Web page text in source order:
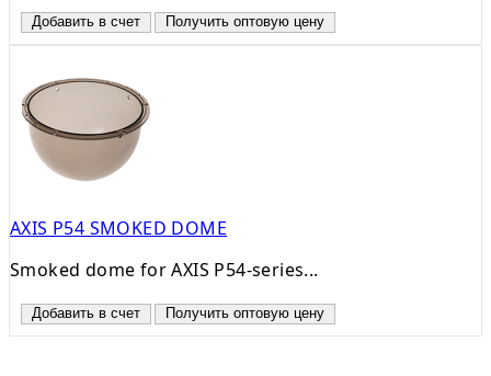
Добавить в счет Получить оптовую цену
AXIS P54 SMOKED DOME
Smoked dome for AXIS P54-series...
Добавить в счет Получить оптовую цену